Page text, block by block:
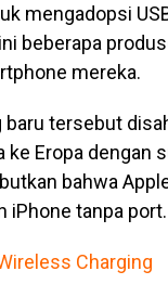
mengadopsi
beberapa
mereka.
tersebut
Eropa dengan
bahwa
iPhone tanpa port.
Charging